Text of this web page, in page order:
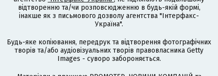
відтворенню та/чи розповсюдженню в будь-якій формі,
інакше як з письмового дозволу агентства "Інтерфакс-
Україна".
Будь-яке копіювання, передрук та відтворення фотографічних
творів та/або аудіовізуальних творів правовласника Getty
Images - суворо забороняється.